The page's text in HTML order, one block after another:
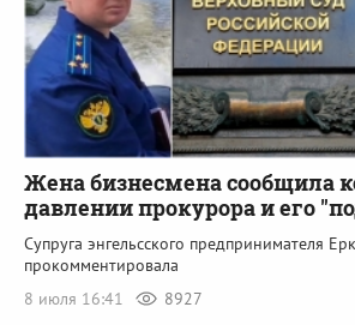
Жена бизнесмена сообщила
давлении прокурора и его
Супруга энгельсского предпринимателя
прокомментировала
8 июля 16:41
8927